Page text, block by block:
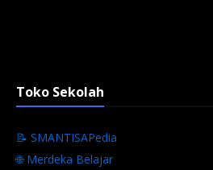
Toko Sekolah
📝 SMANTISAPedia
🌐 Merdeka Belajar